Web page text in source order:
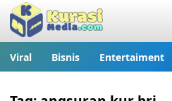
Viral Bisnis Entertaiment